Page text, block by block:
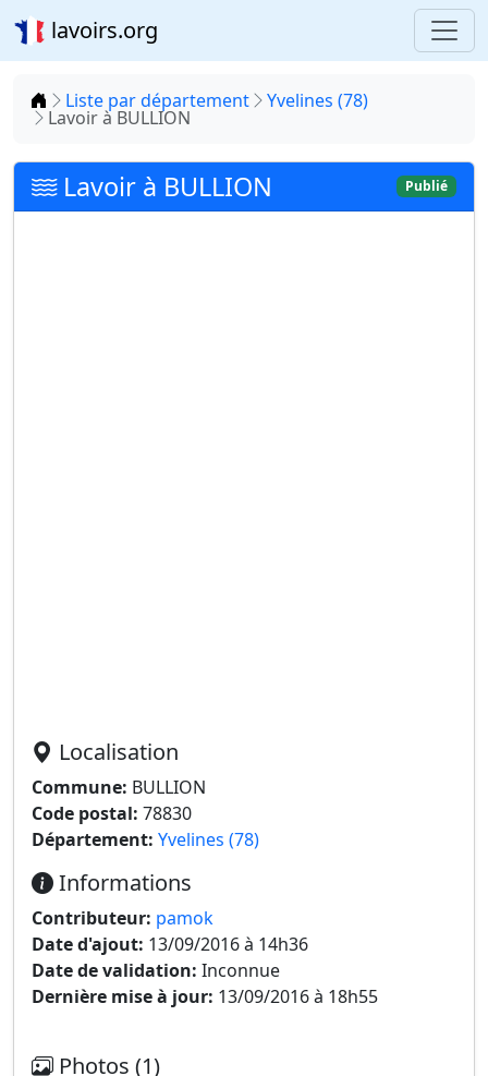
lavoirs.org
Accueil
Liste par département Yvelines (78)
Lavoir à BULLION
Lavoir à BULLION Publié
Localisation
Commune: BULLION
Code postal: 78830
Département: Yvelines (78)
Informations
Contributeur: pamok
Date d'ajout: 13/09/2016 à 14h36
Date de validation: Inconnue
Dernière mise à jour: 13/09/2016 à 18h55
Photos (1)